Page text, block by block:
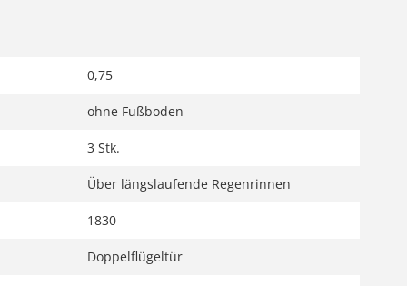
0,75
ohne Fußboden
3 Stk.
Über längslaufende Regenrinnen
1830
Doppelflügeltür